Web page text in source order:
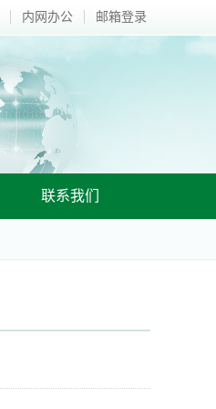
内网办公 邮箱登录
联系我们